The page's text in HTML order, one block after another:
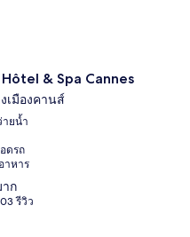
Hôtel & Spa Cannes
เมืองคานส์
ายน้ำ
ดรถ
าหาร
ก
รีวิว